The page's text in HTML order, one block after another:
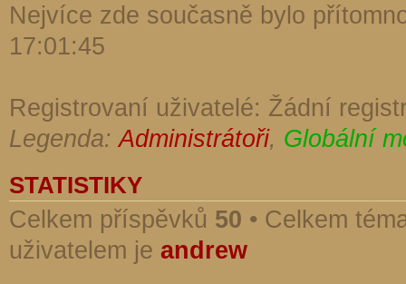
Nejvíce zde současně bylo
17:01:45
Registrovaní uživatelé: Žádní
Legenda:Administrátoři, Globální
STATISTIKY
Celkem příspěvků 50 • Celkem
uživatelem je andrew